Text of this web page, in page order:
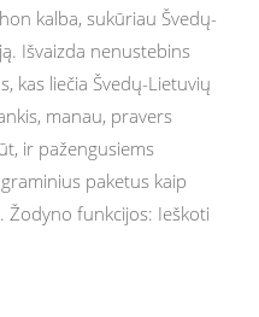
kalba, sukūriau Švedų-
Išvaizda nenustebins
kas liečia Švedų-Lietuvių
manau, pravers
ir pažengusiems
paketus kaip
Žodyno funkcijos: Ieškoti